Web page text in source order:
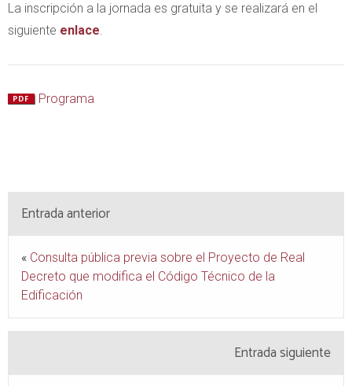
La inscripción a la jornada es gratuita y se realizará en el
siguiente enlace.
Programa
Entrada anterior
« Consulta pública previa sobre el Proyecto de Real
Decreto que modifica el Código Técnico de la
Edificación
Entrada siguiente